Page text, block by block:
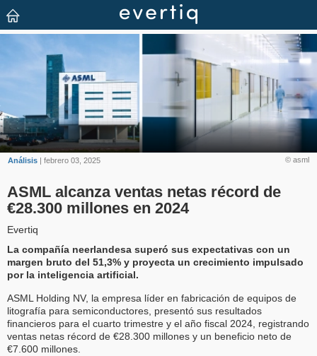
© asml
Análisis | febrero 03, 2025
ASML alcanza ventas netas récord de
€28.300 millones en 2024
Evertiq
La compañía neerlandesa superó sus expectativas con un
margen bruto del 51,3% y proyecta un crecimiento impulsado
por la inteligencia artificial.
ASML Holding NV, la empresa líder en fabricación de equipos de
litografía para semiconductores, presentó sus resultados
financieros para el cuarto trimestre y el año fiscal 2024, registrando
ventas netas récord de €28.300 millones y un beneficio neto de
€7.600 millones.